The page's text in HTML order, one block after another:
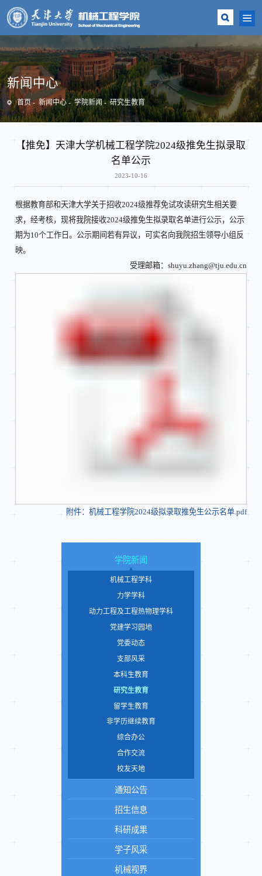
新闻中心
首页 新闻中心 学院新闻 研究生教育
【推免】天津大学机械工程学院2024级推免生拟录取
名单公示
2023-10-16
根据教育部和天津大学关于招收2024级推荐免试攻读研究生相关要
求，经考核，现将我院接收2024级推免生拟录取名单进行公示，公示
期为10个工作日。公示期间若有异议，可实名向我院招生领导小组反
映。
受理邮箱：shuyu.zhang@tju.edu.cn
附件：机械工程学院2024级拟录取推免生公示名单.pdf
学院新闻
机械工程学科
力学学科
动力工程及工程热物理学科
党建学习园地
党委动态
支部风采
本科生教育
研究生教育
留学生教育
非学历继续教育
综合办公
合作交流
校友天地
通知公告
招生信息
科研成果
学子风采
机械视界